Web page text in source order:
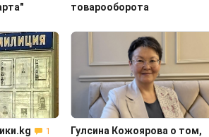
товарооборота
1
Гулсина Кожоярова о том,